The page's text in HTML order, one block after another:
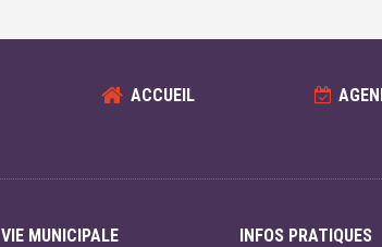
ACCUEIL
VIE MUNICIPALE INFOS PRATIQUES